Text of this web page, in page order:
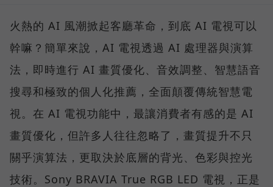
火熱的 AI 風潮掀起客廳革命，到底 AI 電視可以
幹嘛？簡單來說，AI 電視透過 AI 處理器與演算
法，即時進行 AI 畫質優化、音效調整、智慧語音
搜尋和極致的個人化推薦，全面顛覆傳統智慧電
視。在 AI 電視功能中，最讓消費者有感的是 AI
畫質優化，但許多人往往忽略了，畫質提升不只
關乎演算法，更取決於底層的背光、色彩與控光
技術。Sony BRAVIA True RGB LED 電視，正是